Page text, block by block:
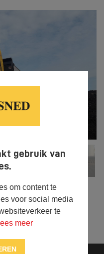
gebruik van
om content te
voor social media
te
meer
